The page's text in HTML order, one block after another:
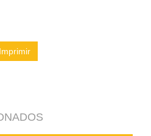
Imprimir